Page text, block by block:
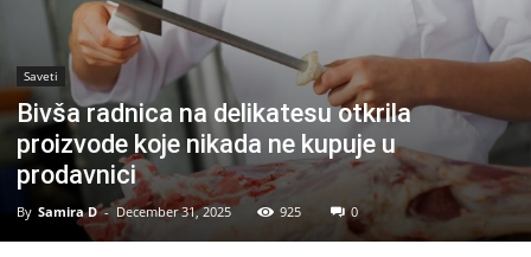
Saveti
Bivša radnica na delikatesu otkrila
proizvode koje nikada ne kupuje u
prodavnici
By Samira D - December 31, 2025 925 0